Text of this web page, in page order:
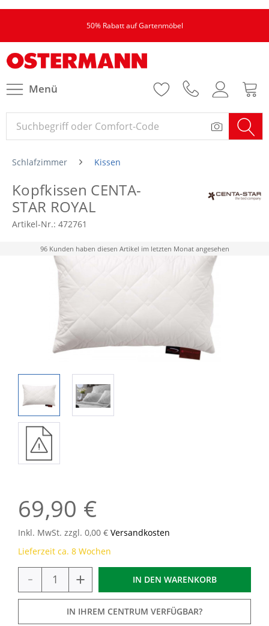
50% Rabatt auf Gartenmöbel
Menü
Schlafzimmer Kissen
Kopfkissen CENTA-
STAR ROYAL
Artikel-Nr.: 472761
96 Kunden haben diesen Artikel im letzten Monat angesehen
69,90 €
Inkl. MwSt. zzgl. 0,00 € Versandkosten
Lieferzeit ca. 8 Wochen
- + IN DEN WARENKORB
IN IHREM CENTRUM VERFÜGBAR?